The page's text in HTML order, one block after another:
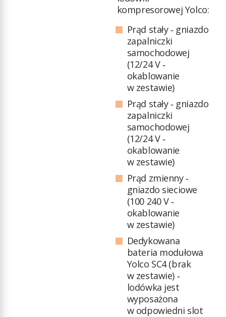
kompresorowej Yolco:
Prąd stały ‑ gniazdo
zapalniczki
samochodowej
(12/24 V ‑
okablowanie
w zestawie)
Prąd stały ‑ gniazdo
zapalniczki
samochodowej
(12/24 V ‑
okablowanie
w zestawie)
Prąd zmienny ‑
gniazdo sieciowe
(100 240 V ‑
okablowanie
w zestawie)
Dedykowana
bateria modułowa
Yolco SC4 (brak
w zestawie) ‑
lodówka jest
wyposażona
w odpowiedni slot